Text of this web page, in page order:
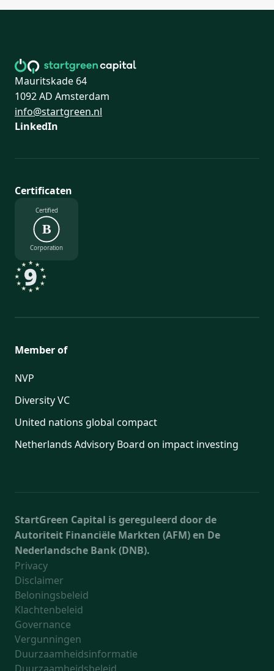
Mauritskade 64
1092 AD Amsterdam
info@startgreen.nl
LinkedIn
Certificaten
Certified
B
Corporation
Member of
NVP
Diversity VC
United nations global compact
Netherlands Advisory Board on impact investing
StartGreen Capital is gereguleerd door de
Autoriteit Financiële Markten (AFM) en De
Nederlandsche Bank (DNB).
Privacy
Disclaimer
Beloningsbeleid
Klachtenbeleid
Governance
Vergunningen
Duurzaamheidsinformatie